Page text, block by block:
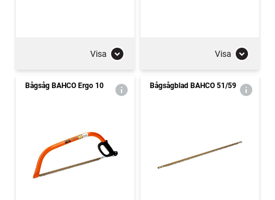
Visa Visa
Bågsåg BAHCO Ergo 10 Bågsågblad BAHCO 51/59